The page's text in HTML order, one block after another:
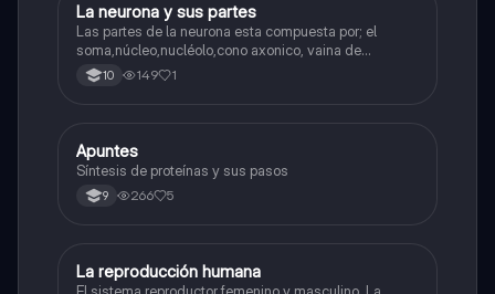
Biologia
La neurona y sus partes
Las partes de la neurona esta compuesta por; el
soma,núcleo,nucléolo,cono axonico, vaina de
mielina,celula schwan,núcleo de schwann,nódulo de
Ranvier,terminal axonico Arborizacion terminal, botón
10 149 1
Biologia
Apuntes
Síntesis de proteínas y sus pasos
9 266 5
Biologia
La reproducción humana